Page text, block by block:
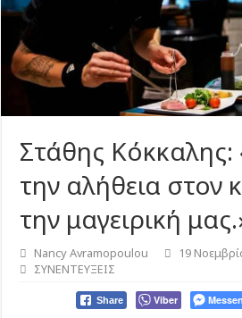
Στάθης Κόκκαλης:
την αλήθεια στον
την μαγειρική
Nancy Avramopoulou
19
ΣΥΝΕΝΤΕΥΞΕΙΣ
Share Viber